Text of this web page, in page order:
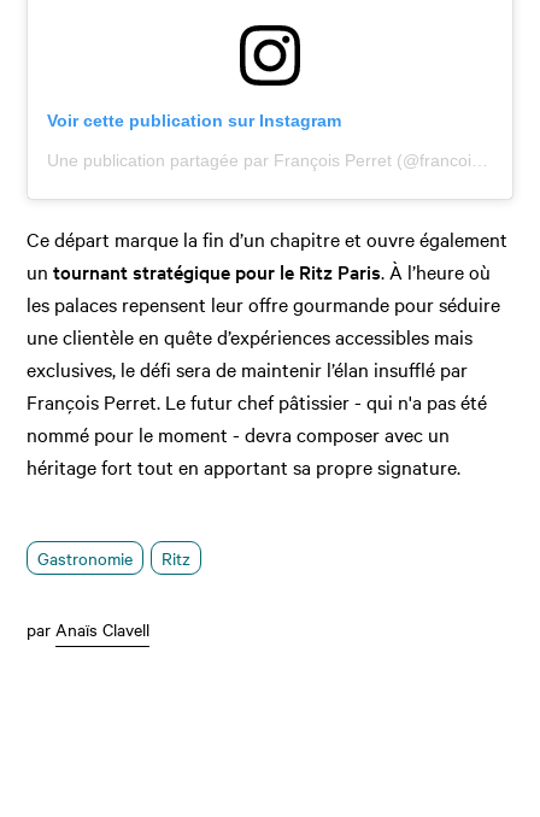
Voir cette publication sur Instagram
Une publication partagée par François Perret (@francoisperret)
Ce départ marque la fin d’un chapitre et ouvre également
untournant stratégique pour le Ritz Paris. À l’heure où
les palaces repensent leur offre gourmande pour séduire
une clientèle en quête d’expériences accessibles mais
exclusives, le défi sera de maintenir l’élan insufflé par
François Perret. Le futur chef pâtissier - qui n'a pas été
nommé pour le moment - devra composer avec un
héritage fort tout en apportant sa propre signature.
Gastronomie Ritz
parAnaïs Clavell